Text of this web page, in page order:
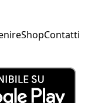
ShopContatti